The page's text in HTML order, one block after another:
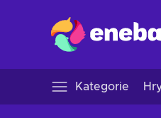
Kategorie